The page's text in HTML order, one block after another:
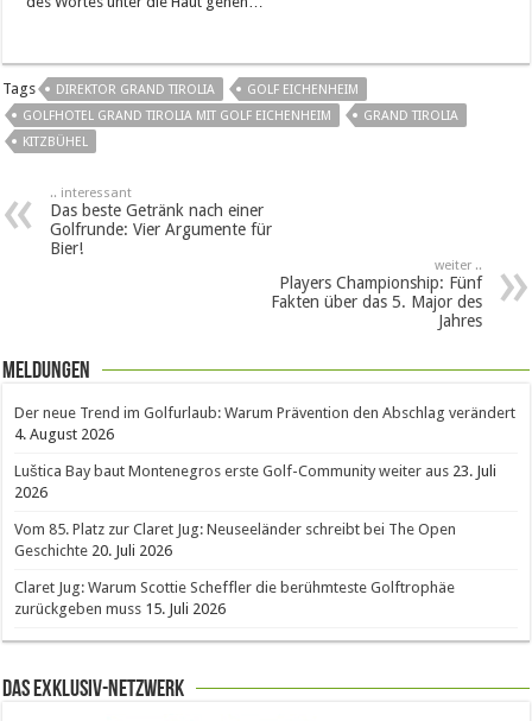
Tags DIREKTOR GRAND TIROLIA
GOLF EICHENHEIM
GOLFHOTEL GRAND TIROLIA MIT GOLF EICHENHEIM
GRAND TIROLIA
KITZBÜHEL
.. interessant
Das beste Getränk nach einer
Golfrunde: Vier Argumente für
Bier!
weiter ..
Players Championship: Fünf
Fakten über das 5. Major des
Jahres
Meldungen
Der neue Trend im Golfurlaub: Warum Prävention den Abschlag verändert
4. August 2026
Luštica Bay baut Montenegros erste Golf-Community weiter aus 23. Juli
2026
Vom 85. Platz zur Claret Jug: Neuseeländer schreibt bei The Open
Geschichte 20. Juli 2026
Claret Jug: Warum Scottie Scheffler die berühmteste Golftrophäe
zurückgeben muss 15. Juli 2026
Das Exklusiv-Netzwerk